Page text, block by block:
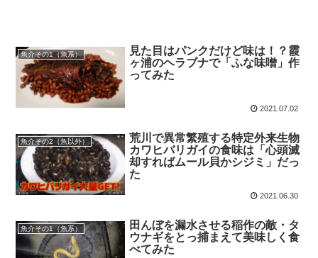
魚介その1（魚系）
見た目はパンクだけど味は！？霞
ヶ浦のヘラブナで「ふな味噌」作
ってみた
2021.07.02
魚介その2（魚以外）
荒川で異常繁殖する特定外来生物
カワヒバリガイの食味は「心頭滅
却すればムール貝かシジミ」だっ
た
2021.06.30
魚介その1（魚系）
田んぼを漏水させる稲作の敵・タ
ウナギをとっ捕まえて美味しく食
べてみた